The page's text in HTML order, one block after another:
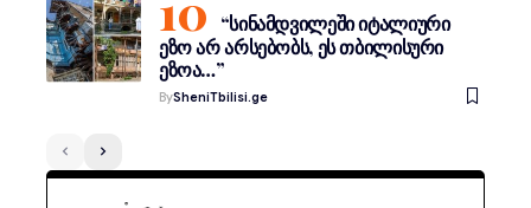
“სინამდვილეში იტალიური
ეზო არ არსებობს, ეს თბილისური
ეზოა…”
BySheniTbilisi.ge